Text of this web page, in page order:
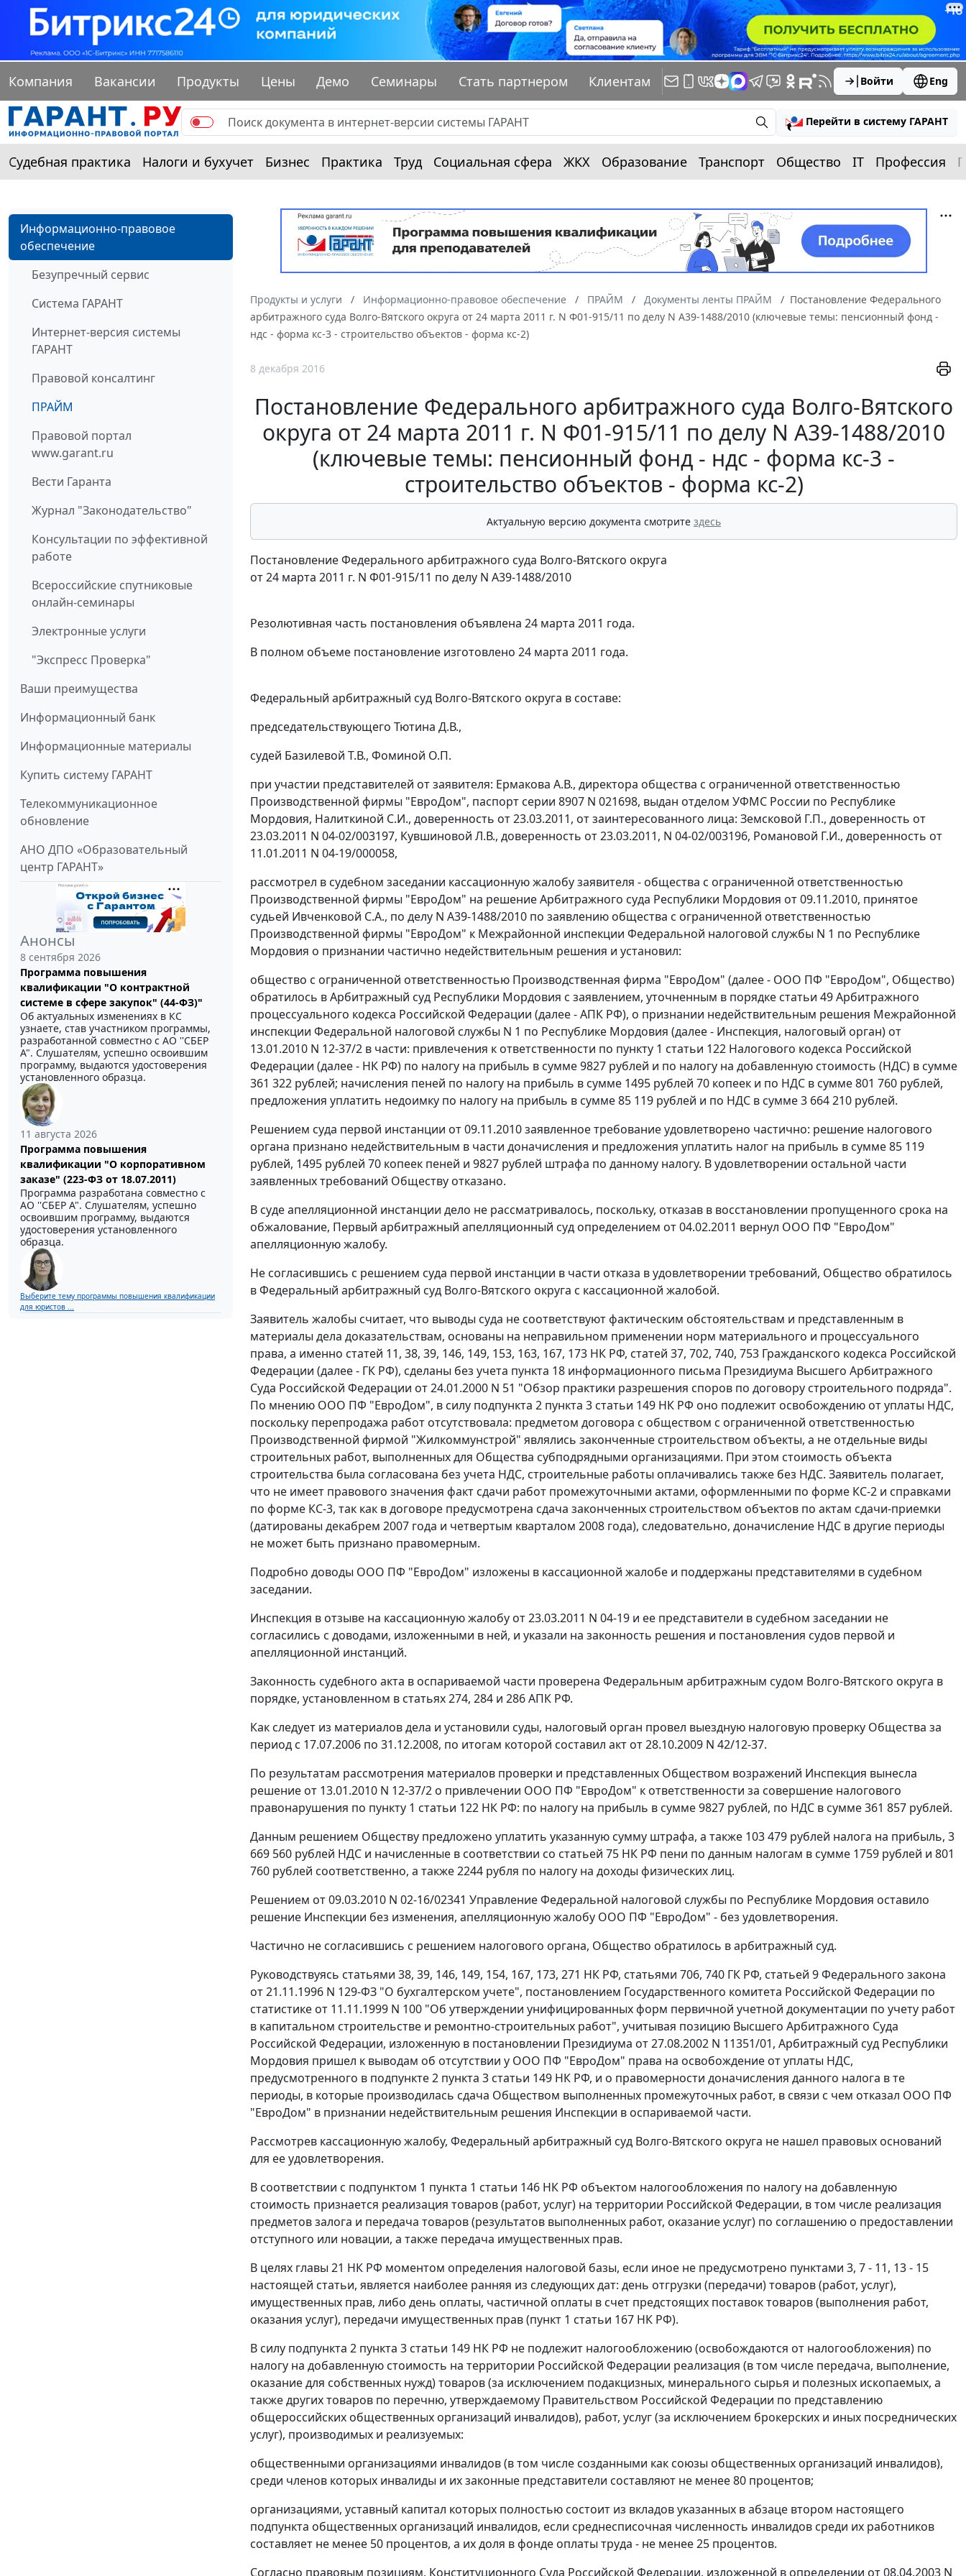
Компания Вакансии Продукты Цены Демо Семинары Стать партнером Клиентам Войти Eng
Перейти в систему ГАРАНТ
Судебная практика Налоги и бухучет Бизнес Практика Труд Социальная сфера ЖКХ Образование Транспорт Общество IT Профессия
Информационно-правовое
обеспечение
Безупречный сервис
Система ГАРАНТ
Интернет-версия системы
ГАРАНТ
Правовой консалтинг
ПРАЙМ
Правовой портал
www.garant.ru
Вести Гаранта
Журнал "Законодательство"
Консультации по эффективной
работе
Всероссийские спутниковые
онлайн-семинары
Электронные услуги
"Экспресс Проверка"
Ваши преимущества
Информационный банк
Информационные материалы
Купить систему ГАРАНТ
Телекоммуникационное
обновление
АНО ДПО «Образовательный
центр ГАРАНТ»
Анонсы
8 сентября 2026
Программа повышения
квалификации "О контрактной
системе в сфере закупок" (44-ФЗ)"
Об актуальных изменениях в КС
узнаете, став участником программы,
разработанной совместно с АО ''СБЕР
А". Слушателям, успешно освоившим
программу, выдаются удостоверения
установленного образца.
11 августа 2026
Программа повышения
квалификации "О корпоративном
заказе" (223-ФЗ от 18.07.2011)
Программа разработана совместно с
АО ''СБЕР А". Слушателям, успешно
освоившим программу, выдаются
удостоверения установленного
образца.
Выберите тему программы повышения квалификации
для юристов ...
Продукты и услуги Информационно-правовое обеспечение ПРАЙМ Документы ленты ПРАЙМ
Постановление Федерального
арбитражного суда Волго-Вятского округа от 24 марта 2011 г. N Ф01-915/11 по делу N А39-1488/2010 (ключевые темы: пенсионный фонд -
ндс - форма кс-3 - строительство объектов - форма кс-2)
8 декабря 2016
Постановление Федерального арбитражного суда Волго-Вятского
округа от 24 марта 2011 г. N Ф01-915/11 по делу N А39-1488/2010
(ключевые темы: пенсионный фонд - ндс - форма кс-3 -
строительство объектов - форма кс-2)
Актуальную версию документа смотрите здесь
Постановление Федерального арбитражного суда Волго-Вятского округа
от 24 марта 2011 г. N Ф01-915/11 по делу N А39-1488/2010
Резолютивная часть постановления объявлена 24 марта 2011 года.
В полном объеме постановление изготовлено 24 марта 2011 года.
Федеральный арбитражный суд Волго-Вятского округа в составе:
председательствующего Тютина Д.В.,
судей Базилевой Т.В., Фоминой О.П.
при участии представителей от заявителя: Ермакова А.В., директора общества с ограниченной ответственностью
Производственной фирмы "ЕвроДом", паспорт серии 8907 N 021698, выдан отделом УФМС России по Республике
Мордовия, Налиткиной С.И., доверенность от 23.03.2011, от заинтересованного лица: Земсковой Г.П., доверенность от
23.03.2011 N 04-02/003197, Кувшиновой Л.В., доверенность от 23.03.2011, N 04-02/003196, Романовой Г.И., доверенность от
11.01.2011 N 04-19/000058,
рассмотрел в судебном заседании кассационную жалобу заявителя - общества с ограниченной ответственностью
Производственной фирмы "ЕвроДом" на решение Арбитражного суда Республики Мордовия от 09.11.2010, принятое
судьей Ивченковой С.А., по делу N А39-1488/2010 по заявлению общества с ограниченной ответственностью
Производственной фирмы "ЕвроДом" к Межрайонной инспекции Федеральной налоговой службы N 1 по Республике
Мордовия о признании частично недействительным решения и установил:
общество с ограниченной ответственностью Производственная фирма "ЕвроДом" (далее - ООО ПФ "ЕвроДом", Общество)
обратилось в Арбитражный суд Республики Мордовия с заявлением, уточненным в порядке статьи 49Арбитражного
процессуального кодекса Российской Федерации (далее - АПК РФ), о признании недействительным решения Межрайонной
инспекции Федеральной налоговой службы N 1 по Республике Мордовия (далее - Инспекция, налоговый орган) от
13.01.2010 N 12-37/2 в части: привлечения к ответственности по пункту 1 статьи 122 Налогового кодекса Российской
Федерации (далее - НК РФ) по налогу на прибыль в сумме 9827 рублей и по налогу на добавленную стоимость (НДС) в сумме
361 322 рублей; начисления пеней по налогу на прибыль в сумме 1495 рублей 70 копеек и по НДС в сумме 801 760 рублей,
предложения уплатить недоимку по налогу на прибыль в сумме 85 119 рублей и по НДС в сумме 3 664 210 рублей.
Решением суда первой инстанции от 09.11.2010 заявленное требование удовлетворено частично: решение налогового
органа признано недействительным в части доначисления и предложения уплатить налог на прибыль в сумме 85 119
рублей, 1495 рублей 70 копеек пеней и 9827 рублей штрафа по данному налогу. В удовлетворении остальной части
заявленных требований Обществу отказано.
В суде апелляционной инстанции дело не рассматривалось, поскольку, отказав в восстановлении пропущенного срока на
обжалование, Первый арбитражный апелляционный суд определением от 04.02.2011 вернул ООО ПФ "ЕвроДом"
апелляционную жалобу.
Не согласившись с решением суда первой инстанции в части отказа в удовлетворении требований, Общество обратилось
в Федеральный арбитражный суд Волго-Вятского округа с кассационной жалобой.
Заявитель жалобы считает, что выводы суда не соответствуют фактическим обстоятельствам и представленным в
материалы дела доказательствам, основаны на неправильном применении норм материального и процессуального
права, а именно статей 11, 38, 39, 146, 149, 153, 163, 167, 173 НК РФ, статей 37, 702, 740, 753 Гражданского кодекса Российской
Федерации (далее - ГК РФ), сделаны без учета пункта 18 информационного письма Президиума Высшего Арбитражного
Суда Российской Федерации от 24.01.2000 N 51 "Обзор практики разрешения споров по договору строительного подряда".
По мнению ООО ПФ "ЕвроДом", в силу подпункта 2 пункта 3 статьи 149 НК РФ оно подлежит освобождению от уплаты НДС,
поскольку перепродажа работ отсутствовала: предметом договора с обществом с ограниченной ответственностью
Производственной фирмой "Жилкоммунстрой" являлись законченные строительством объекты, а не отдельные виды
строительных работ, выполненных для Общества субподрядными организациями. При этом стоимость объекта
строительства была согласована без учета НДС, строительные работы оплачивались также без НДС. Заявитель полагает,
что не имеет правового значения факт сдачи работ промежуточными актами, оформленными по форме КС-2 и справками
по форме КС-3, так как в договоре предусмотрена сдача законченных строительством объектов по актам сдачи-приемки
(датированы декабрем 2007 года и четвертым кварталом 2008 года), следовательно, доначисление НДС в другие периоды
не может быть признано правомерным.
Подробно доводы ООО ПФ "ЕвроДом" изложены в кассационной жалобе и поддержаны представителями в судебном
заседании.
Инспекция в отзыве на кассационную жалобу от 23.03.2011 N 04-19 и ее представители в судебном заседании не
согласились с доводами, изложенными в ней, и указали на законность решения и постановления судов первой и
апелляционной инстанций.
Законность судебного акта в оспариваемой части проверена Федеральным арбитражным судом Волго-Вятского округа в
порядке, установленном в статьях 274, 284 и 286АПК РФ.
Как следует из материалов дела и установили суды, налоговый орган провел выездную налоговую проверку Общества за
период с 17.07.2006 по 31.12.2008, по итогам которой составил акт от 28.10.2009 N 42/12-37.
По результатам рассмотрения материалов проверки и представленных Обществом возражений Инспекция вынесла
решение от 13.01.2010 N 12-37/2 о привлечении ООО ПФ "ЕвроДом" к ответственности за совершение налогового
правонарушения по пункту 1 статьи 122 НК РФ: по налогу на прибыль в сумме 9827 рублей, по НДС в сумме 361 857 рублей.
Данным решением Обществу предложено уплатить указанную сумму штрафа, а также 103 479 рублей налога на прибыль, 3
669 560 рублей НДС и начисленные в соответствии со статьей 75 НК РФ пени по данным налогам в сумме 1759 рублей и 801
760 рублей соответственно, а также 2244 рубля по налогу на доходы физических лиц.
Решением от 09.03.2010 N 02-16/02341 Управление Федеральной налоговой службы по Республике Мордовия оставило
решение Инспекции без изменения, апелляционную жалобу ООО ПФ "ЕвроДом" - без удовлетворения.
Частично не согласившись с решением налогового органа, Общество обратилось в арбитражный суд.
Руководствуясь статьями 38, 39, 146, 149, 154, 167, 173, 271 НК РФ, статьями 706, 740 ГК РФ, статьей 9Федерального закона
от 21.11.1996 N 129-ФЗ "О бухгалтерском учете", постановлением Государственного комитета Российской Федерации по
статистике от 11.11.1999 N 100 "Об утверждении унифицированных форм первичной учетной документации по учету работ
в капитальном строительстве и ремонтно-строительных работ", учитывая позицию Высшего Арбитражного Суда
Российской Федерации, изложенную в постановлении Президиума от 27.08.2002 N 11351/01, Арбитражный суд Республики
Мордовия пришел к выводам об отсутствии у ООО ПФ "ЕвроДом" права на освобождение от уплаты НДС,
предусмотренного в подпункте 2 пункта 3 статьи 149 НК РФ, и о правомерности доначисления данного налога в те
периоды, в которые производилась сдача Обществом выполненных промежуточных работ, в связи с чем отказал ООО ПФ
"ЕвроДом" в признании недействительным решения Инспекции в оспариваемой части.
Рассмотрев кассационную жалобу, Федеральный арбитражный суд Волго-Вятского округа не нашел правовых оснований
для ее удовлетворения.
В соответствии с подпунктом 1 пункта 1 статьи 146 НК РФ объектом налогообложения по налогу на добавленную
стоимость признается реализация товаров (работ, услуг) на территории Российской Федерации, в том числе реализация
предметов залога и передача товаров (результатов выполненных работ, оказание услуг) по соглашению о предоставлении
отступного или новации, а также передача имущественных прав.
В целях главы 21 НК РФ моментом определения налоговой базы, если иное не предусмотрено пунктами 3, 7 - 11, 13 - 15
настоящей статьи, является наиболее ранняя из следующих дат: день отгрузки (передачи) товаров (работ, услуг),
имущественных прав, либо день оплаты, частичной оплаты в счет предстоящих поставок товаров (выполнения работ,
оказания услуг), передачи имущественных прав (пункт 1 статьи 167 НК РФ).
В силу подпункта 2 пункта 3 статьи 149 НК РФ не подлежит налогообложению (освобождаются от налогообложения) по
налогу на добавленную стоимость на территории Российской Федерации реализация (в том числе передача, выполнение,
оказание для собственных нужд) товаров (за исключением подакцизных, минерального сырья и полезных ископаемых, а
также других товаров по перечню, утверждаемому Правительством Российской Федерации по представлению
общероссийских общественных организаций инвалидов), работ, услуг (за исключением брокерских и иных посреднических
услуг), производимых и реализуемых:
общественными организациями инвалидов (в том числе созданными как союзы общественных организаций инвалидов),
среди членов которых инвалиды и их законные представители составляют не менее 80 процентов;
организациями, уставный капитал которых полностью состоит из вкладов указанных вабзаце втором настоящего
подпункта общественных организаций инвалидов, если среднесписочная численность инвалидов среди их работников
составляет не менее 50 процентов, а их доля в фонде оплаты труда - не менее 25 процентов.
Согласно правовым позициям, Конституционного Суда Российской Федерации, изложенной в определении от 08.04.2003 N